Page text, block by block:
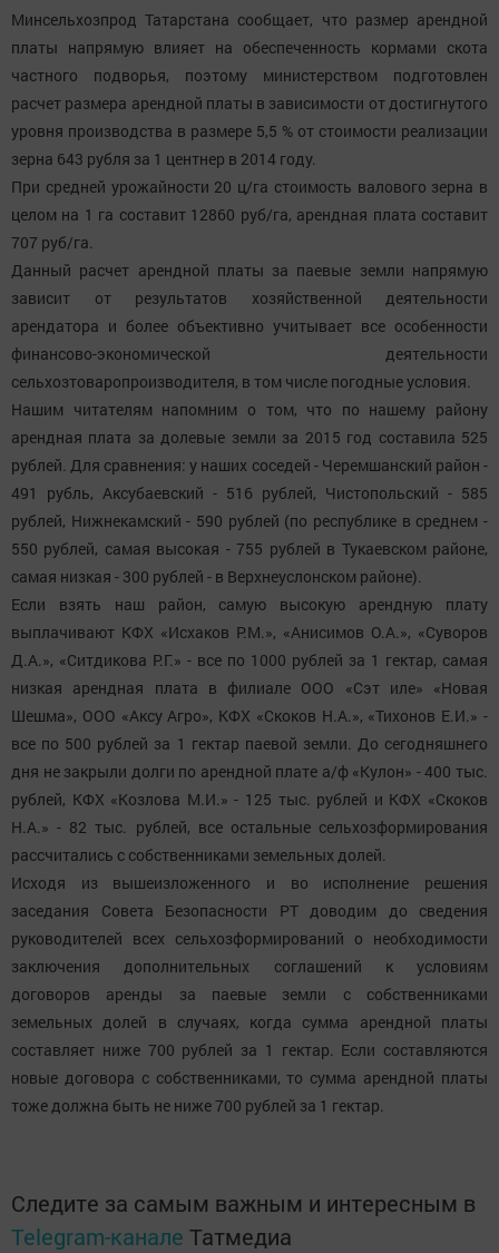
Минсельхозпрод Татарстана сообщает, что размер арендной
платы напрямую влияет на обеспеченность кормами скота
частного подворья, поэтому министерством подготовлен
расчет размера арендной платы в зависимости от достигнутого
уровня производства в размере 5,5 % от стоимости реализации
зерна 643 рубля за 1 центнер в 2014 году.
При средней урожайности 20 ц/га стоимость валового зерна в
целом на 1 га составит 12860 руб/га, арендная плата составит
707 руб/га.
Данный расчет арендной платы за паевые земли напрямую
зависит от результатов хозяйственной деятельности
арендатора и более объективно учитывает все особенности
финансово-экономической деятельности
сельхозтоваропроизводителя, в том числе погодные условия.
Нашим читателям напомним о том, что по нашему району
арендная плата за долевые земли за 2015 год составила 525
рублей. Для сравнения: у наших соседей - Черемшанский район -
491 рубль, Аксубаевский - 516 рублей, Чистопольский - 585
рублей, Нижнекамский - 590 рублей (по республике в среднем -
550 рублей, самая высокая - 755 рублей в Тукаевском районе,
самая низкая - 300 рублей - в Верхнеуслонском районе).
Если взять наш район, самую высокую арендную плату
выплачивают КФХ «Исхаков Р.М.», «Анисимов О.А.», «Суворов
Д.А.», «Ситдикова Р.Г.» - все по 1000 рублей за 1 гектар, самая
низкая арендная плата в филиале ООО «Сэт иле» «Новая
Шешма», ООО «Аксу Агро», КФХ «Скоков Н.А.», «Тихонов Е.И.» -
все по 500 рублей за 1 гектар паевой земли. До сегодняшнего
дня не закрыли долги по арендной плате а/ф «Кулон» - 400 тыс.
рублей, КФХ «Козлова М.И.» - 125 тыс. рублей и КФХ «Скоков
Н.А.» - 82 тыс. рублей, все остальные сельхозформирования
рассчитались с собственниками земельных долей.
Исходя из вышеизложенного и во исполнение решения
заседания Совета Безопасности РТ доводим до сведения
руководителей всех сельхозформирований о необходимости
заключения дополнительных соглашений к условиям
договоров аренды за паевые земли с собственниками
земельных долей в случаях, когда сумма арендной платы
составляет ниже 700 рублей за 1 гектар. Если составляются
новые договора с собственниками, то сумма арендной платы
тоже должна быть не ниже 700 рублей за 1 гектар.
Следите за самым важным и интересным в
Telegram-канале Татмедиа